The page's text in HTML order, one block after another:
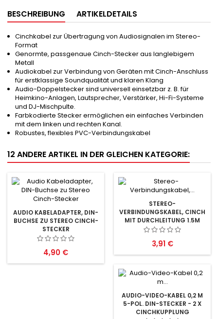
BESCHREIBUNG ARTIKELDETAILS
Cinchkabel zur Übertragung von Audiosignalen im Stereo-
Format
Genormte, passgenaue Cinch-Stecker aus langlebigem
Metall
Audiokabel zur Verbindung von Geräten mit Cinch-Anschluss
für erstklassige Soundqualität und klaren Klang
Audio-Doppelstecker sind universell einsetzbar z. B. für
Heimkino-Anlagen, Lautsprecher, Verstärker, Hi-Fi-Systeme
und DJ-Mischpulte.
Farbkodierte Stecker ermöglichen ein einfaches Verbinden
mit dem linken und rechten Kanal.
Robustes, flexibles PVC-Verbindungskabel
12 ANDERE ARTIKEL IN DER GLEICHEN KATEGORIE:
AUDIO KABELADAPTER, DIN-
BUCHSE ZU STEREO CINCH-
STECKER
Preis
4,90 €
STEREO-
VERBINDUNGSKABEL, CINCH
MIT DURCHLEITUNG 1.5M
Preis
3,91 €
AUDIO-VIDEO-KABEL 0,2 M
5-POL. DIN-STECKER - 2 X
CINCHKUPPLUNG